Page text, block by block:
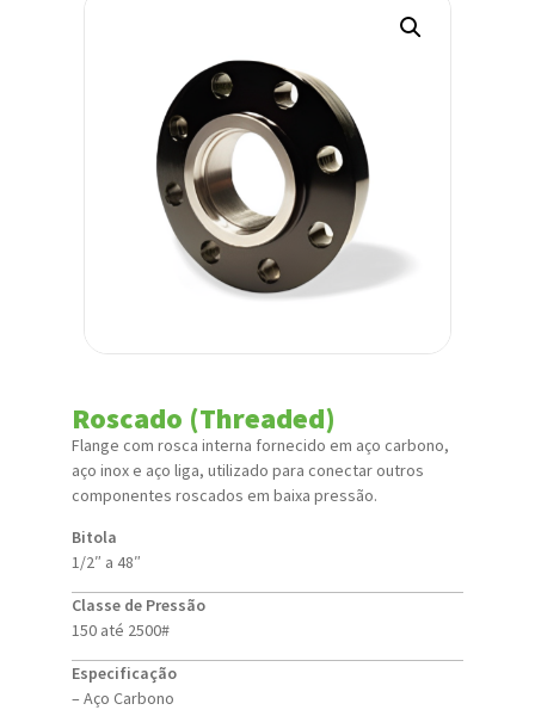
Roscado (Threaded)
Flange com rosca interna fornecido em aço carbono,
aço inox e aço liga, utilizado para conectar outros
componentes roscados em baixa pressão.
Bitola
1/2″ a 48″
Classe de Pressão
150 até 2500#
Especificação
– Aço Carbono